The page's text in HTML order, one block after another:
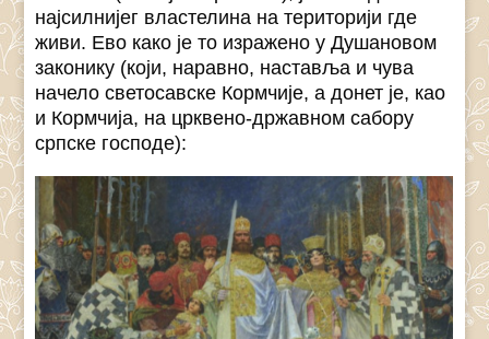
најсилнијег властелина на територији где
живи. Ево како је то изражено у Душановом
законику (који, наравно, наставља и чува
начело светосавске Кормчије, а донет је, као
и Кормчија, на црквено-државном сабору
српске господе):